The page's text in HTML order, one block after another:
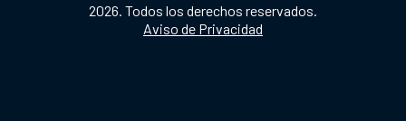
2026. Todos los derechos reservados.
Aviso de Privacidad